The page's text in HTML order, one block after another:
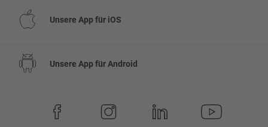
Unsere App für iOS
Unsere App für Android